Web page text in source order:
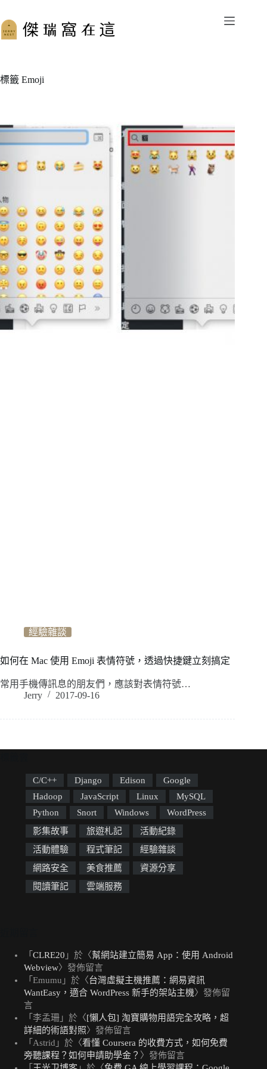
至
主
容
標籤 Emoji
經驗雜談
如何在 Mac 使用 Emoji 表情符號，透過快捷鍵立刻搞定
常用手機傳訊息的朋友們，應該對表情符號…
Jerry
2017-09-16
C/C++ Django Edison
Google
Hadoop
JavaScript Linux
MySQL
Python
Snort Windows
WordPress
影集故事
旅遊札記
活動紀錄
活動體驗
程式筆記
經驗雜談
網路安全
美食推薦
資源分享
閱讀筆記
雲端服務
「 CLRE20 」於〈幫網站建立簡易 App：使用 Android
Webview〉發佈留言
「 Emumu 」於〈台灣虛擬主機推薦：網易資訊
WantEasy，適合 WordPress 新手的架站主機〉發佈留
言
「 李孟珊 」於〈[懶人包] 淘寶購物用語完全攻略，超
詳細的術語對照〉發佈留言
「 Astrid 」於〈看懂 Coursera 的收費方式，如何免費
旁聽課程？如何申請助學金？ 〉發佈留言